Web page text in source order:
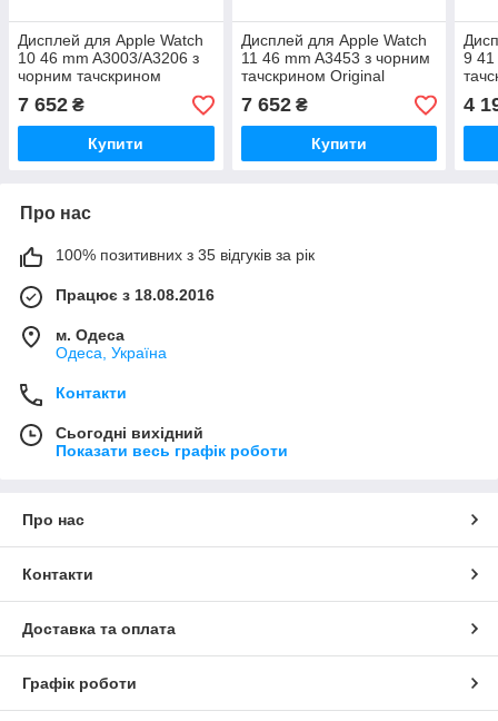
Дисплей для Apple Watch
10 46 mm A3003/A3206 з
чорним тачскрином
7 652 ₴
Купити
Дисплей для Apple Watch
11 46 mm A3453 з чорним
тачскрином Original
7 652₴
Купити
9 41
4
Про нас
100% позитивних з 35 відгуків за рік
Працює з 18.08.2016
м. Одеса
Одеса, Україна
Контакти
Сьогодні вихідний
Показати весь графік роботи
Про нас
Контакти
Доставка та оплата
Графік роботи